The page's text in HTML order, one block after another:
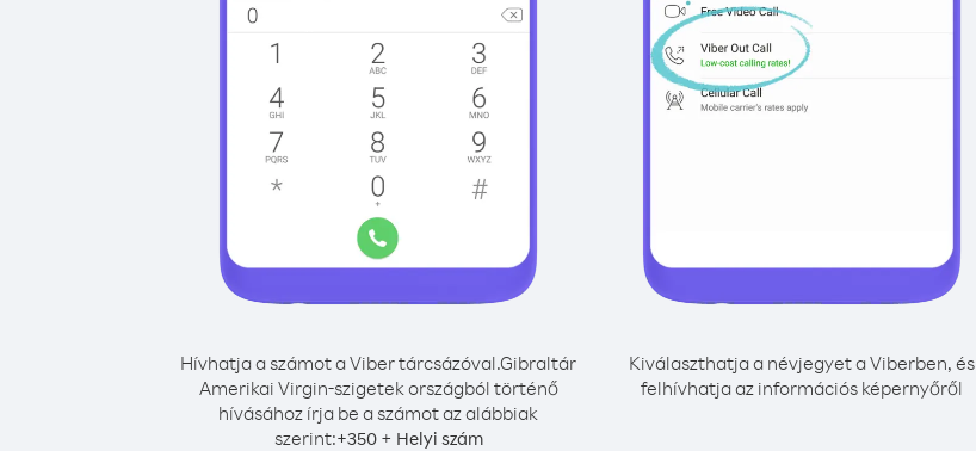
Hívhatja a számot a Viber tárcsázóval.Gibraltár
Amerikai Virgin-szigetek országból történő
hívásához írja be a számot az alábbiak
szerint:+350+ Helyi szám
Kiválaszthatja a névjegyet a Viberben, és
felhívhatja az információs képernyőről